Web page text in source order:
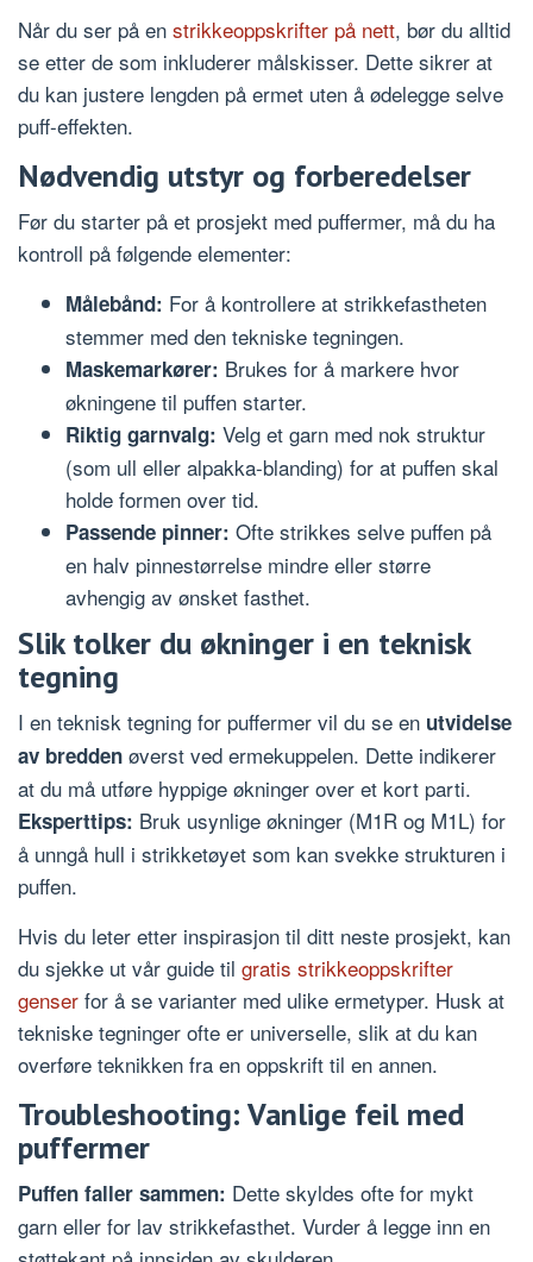
Når du ser på en strikkeoppskrifter på nett, bør du alltid
se etter de som inkluderer målskisser. Dette sikrer at
du kan justere lengden på ermet uten å ødelegge selve
puff-effekten.
Nødvendig utstyr og forberedelser
Før du starter på et prosjekt med puffermer, må du ha
kontroll på følgende elementer:
Målebånd: For å kontrollere at strikkefastheten
stemmer med den tekniske tegningen.
Maskemarkører: Brukes for å markere hvor
økningene til puffen starter.
Riktig garnvalg: Velg et garn med nok struktur
(som ull eller alpakka-blanding) for at puffen skal
holde formen over tid.
Passende pinner: Ofte strikkes selve puffen på
en halv pinnestørrelse mindre eller større
avhengig av ønsket fasthet.
Slik tolker du økninger i en teknisk
tegning
I en teknisk tegning for puffermer vil du se en utvidelse
av bredden øverst ved ermekuppelen. Dette indikerer
at du må utføre hyppige økninger over et kort parti.
Eksperttips: Bruk usynlige økninger (M1R og M1L) for
å unngå hull i strikketøyet som kan svekke strukturen i
puffen.
Hvis du leter etter inspirasjon til ditt neste prosjekt, kan
du sjekke ut vår guide til gratis strikkeoppskrifter
genser for å se varianter med ulike ermetyper. Husk at
tekniske tegninger ofte er universelle, slik at du kan
overføre teknikken fra en oppskrift til en annen.
Troubleshooting: Vanlige feil med
puffermer
Puffen faller sammen: Dette skyldes ofte for mykt
garn eller for lav strikkefasthet. Vurder å legge inn en